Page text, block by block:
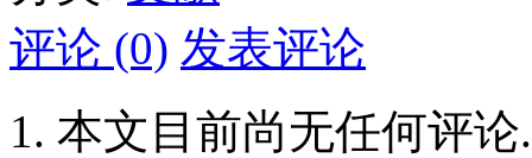
评论 (0) 发表评论
本文目前尚无任何评论.